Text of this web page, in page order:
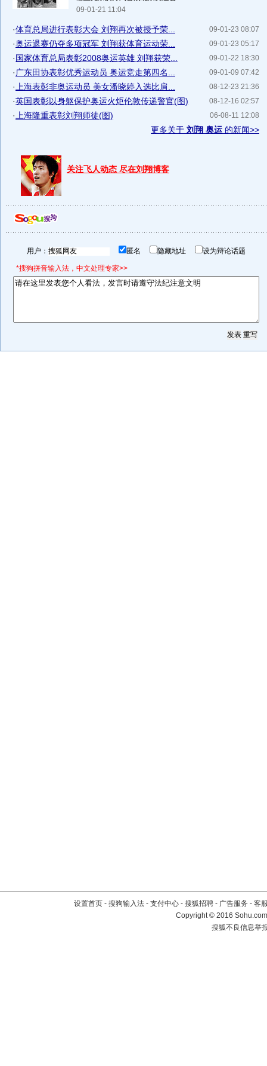
09-01-21 11:04
09-01-23 08:07
·体育总局进行表彰大会 刘翔再次被授予荣...
09-01-23 05:17
·奥运退赛仍夺多项冠军 刘翔获体育运动荣...
09-01-22 18:30
·国家体育总局表彰2008奥运英雄 刘翔获荣...
09-01-09 07:42
· 广东田协表彰优秀运动员 奥运竞走第四名...
08-12-23 21:36
· 上海表彰非奥运动员 美女潘晓婷入选比肩...
08-12-16 02:57
·英国表彰以身躯保护奥运火炬伦敦传递警官(图)
06-08-11 12:08
· 上海隆重表彰刘翔师徒(图)
更多关于 刘翔 奥运 的新闻>>
关注飞人动态 尽在刘翔博客
用户： 匿名 隐藏地址 设为辩论话题
*搜狗拼音输入法，中文处理专家>>
设置首页 - 搜狗输入法 - 支付中心 - 搜狐招聘 - 广告服务 - 客
Copyright©2016
搜狐不良信息举